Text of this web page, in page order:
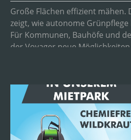
Große Flächen effizient mähen.
zeigt, wie autonome
Für Kommunen, Bauhöfe und
der Voyager neue